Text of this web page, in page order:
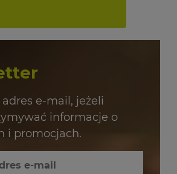
e-mail, jeżeli
informacje o
i promocjach.